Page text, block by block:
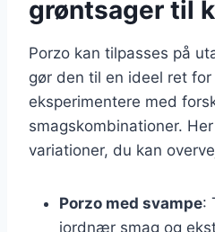
grøntsager til
Porzo kan tilpasses på
gør den til en ideel ret
eksperimentere med
smagskombinationer.
variationer, du kan
Porzo med svampe:
jordnær smag og